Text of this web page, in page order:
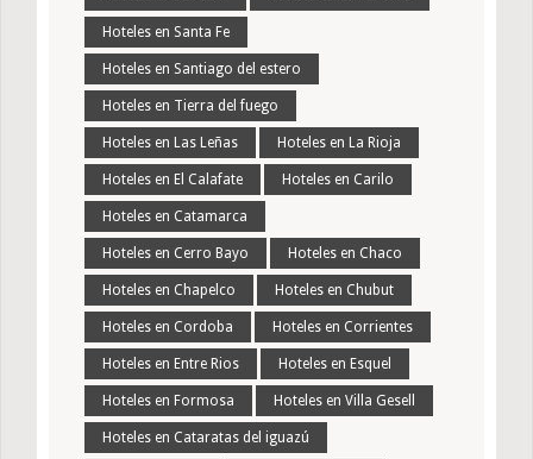
Hoteles en Santa Fe
Hoteles en Santiago del estero
Hoteles en Tierra del fuego
Hoteles en Las Leñas Hoteles en La Rioja
Hoteles en El Calafate Hoteles en Carilo
Hoteles en Catamarca
Hoteles en Cerro Bayo Hoteles en Chaco
Hoteles en Chapelco Hoteles en Chubut
Hoteles en Cordoba Hoteles en Corrientes
Hoteles en Entre Rios Hoteles en Esquel
Hoteles en Formosa Hoteles en Villa Gesell
Hoteles en Cataratas del iguazú